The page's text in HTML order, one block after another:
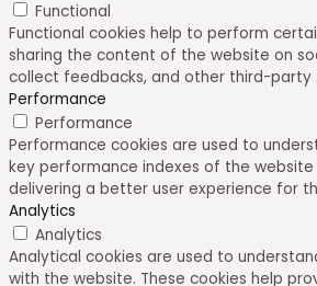
Functional
Functional cookies help to perform
sharing the content of the website on
collect feedbacks, and other third-party
Performance
Performance
Performance cookies are used to
key performance indexes of the website
delivering a better user experience for
Analytics
Analytics
Analytical cookies are used to
with the website. These cookies help